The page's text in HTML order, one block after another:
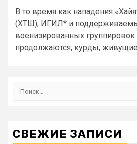
В то время как нападения
(ХТШ), ИГИЛ* и
военизированных
продолжаются, курды,
СВЕЖИЕ ЗАПИСИ